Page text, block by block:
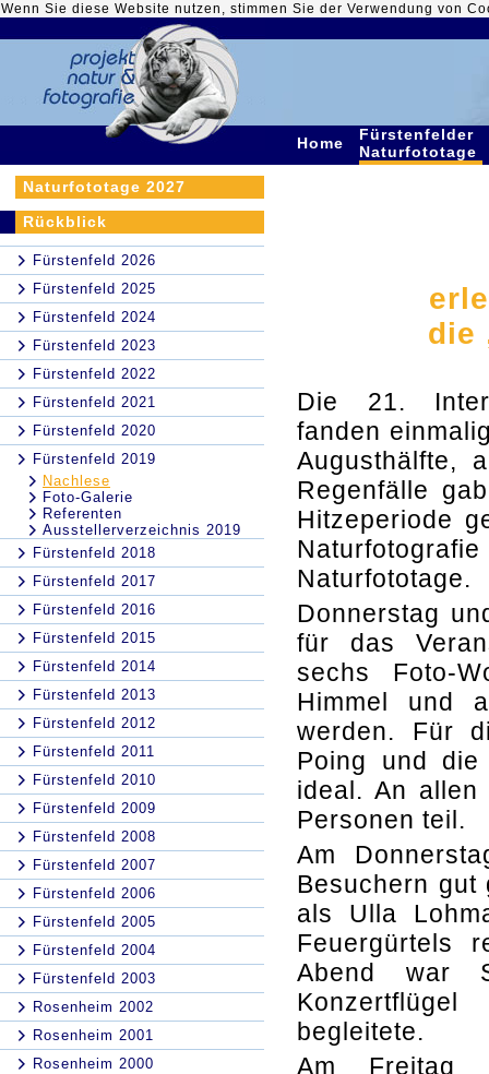
Wenn Sie diese Website nutzen, stimmen Sie der Verwendung von
Home
Fürstenfelder
Naturfototage
Naturfototage 2027
Rückblick
Fürstenfeld 2026
Fürstenfeld 2025
Fürstenfeld 2024
Fürstenfeld 2023
Fürstenfeld 2022
Fürstenfeld 2021
Fürstenfeld 2020
Fürstenfeld 2019
Nachlese
Foto-Galerie
Referenten
Ausstellerverzeichnis 2019
Fürstenfeld 2018
Fürstenfeld 2017
Fürstenfeld 2016
Fürstenfeld 2015
Fürstenfeld 2014
Fürstenfeld 2013
Fürstenfeld 2012
Fürstenfeld 2011
Fürstenfeld 2010
Fürstenfeld 2009
Fürstenfeld 2008
Fürstenfeld 2007
Fürstenfeld 2006
Fürstenfeld 2005
Fürstenfeld 2004
Fürstenfeld 2003
Rosenheim 2002
Rosenheim 2001
Rosenheim 2000
die
Die 21.
fanden
Augusthälfte,
Regenfälle
Hitzeperiode
Naturfototage.
Donnerstag
für das
sechs Foto-
Himmel und
werden. Für
Poing und die
ideal. An allen
Personen teil.
Am
Besuchern gut
als Ulla
Feuergürtels
Abend war
begleitete.
Am Freitag